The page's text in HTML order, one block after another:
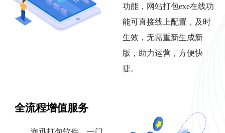
功能，网站打包exe在线功
能可直接线上配置，及时
生效，无需重新生成新
版，助力运营，方便快
捷。
全流程增值服务